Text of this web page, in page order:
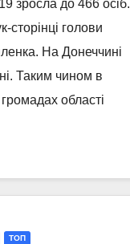
зросла до 466 осіб.
сторінці голови
На Донеччині
Таким чином в
області
ТОП